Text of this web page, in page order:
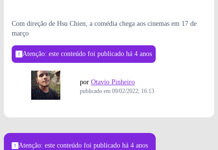
Com direção de Hsu Chien, a comédia chega aos cinemas em 17 de
março
Atenção: este conteúdo foi publicado há 4 anos
por Otavio Pinheiro
publicado em 09/02/2022, 16:13
Atenção: este conteúdo foi publicado há 4 anos